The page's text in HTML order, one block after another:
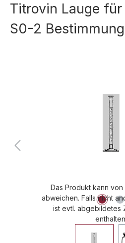
Titrovin Lauge
S0-2
Das Produkt kann
abweichen. Falls nicht
ist evtl. abgebildetes